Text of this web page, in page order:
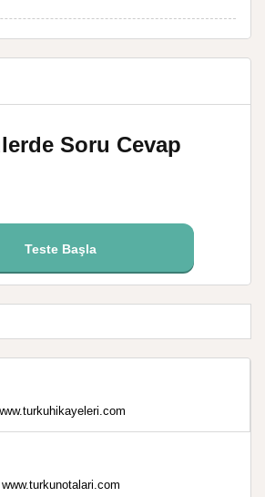
Soru Cevap
Teste Başla
www.turkunotalari.com